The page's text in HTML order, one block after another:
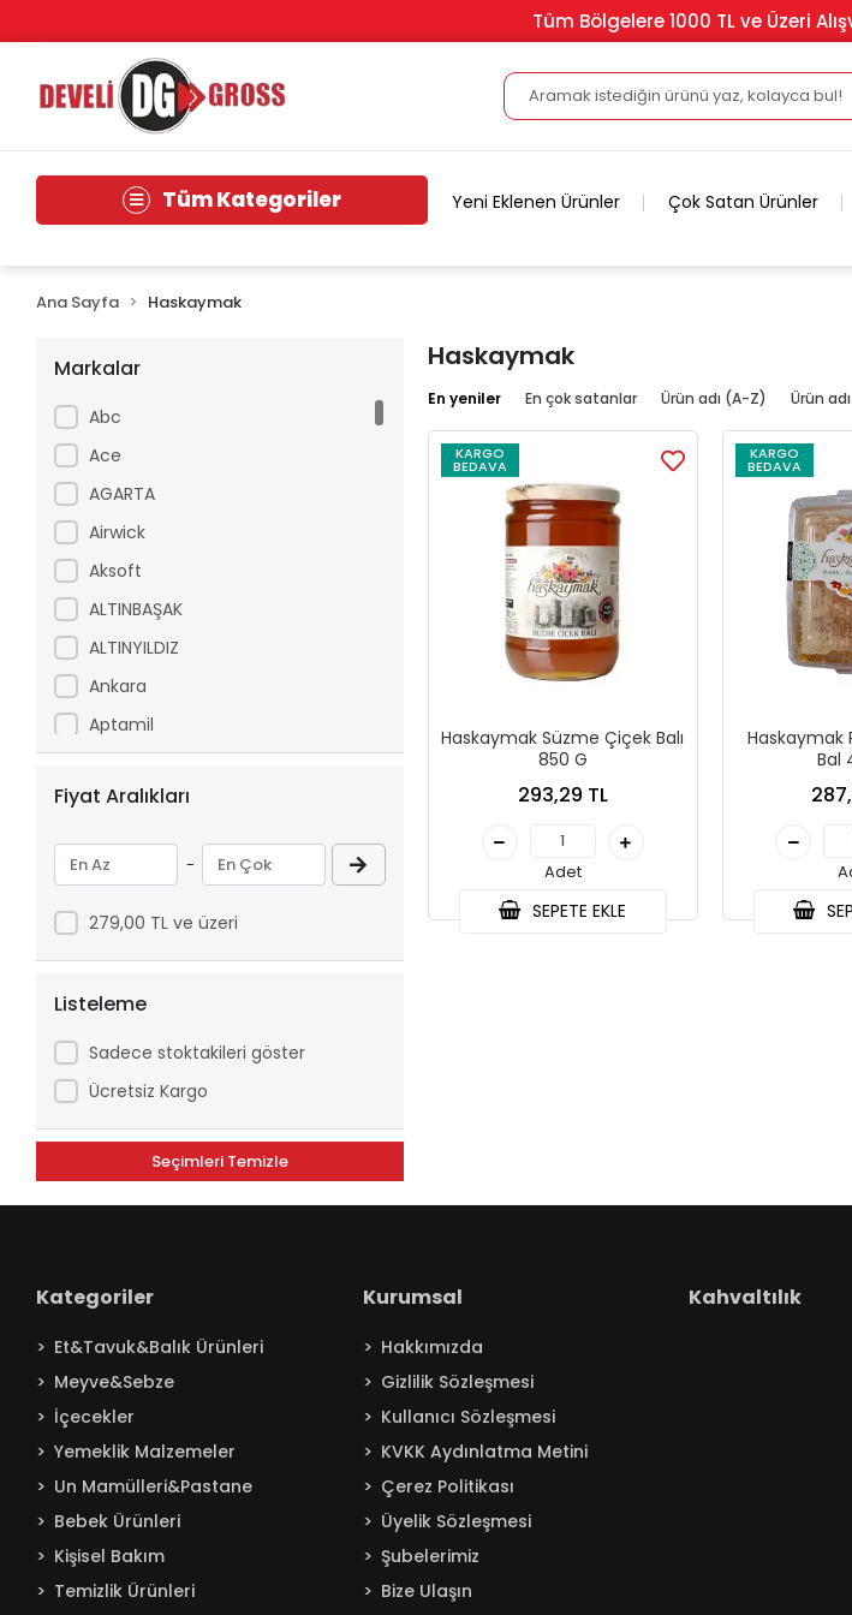
Tüm Bölgelere 1000 TL ve Üzeri
Tüm Kategoriler Yeni Eklenen Ürünler Çok Satan Ürünler
Ana Sayfa Haskaymak
Markalar
Abc
Ace
AGARTA
Airwick
Aksoft
ALTINBAŞAK
ALTINYILDIZ
Ankara
Aptamil
Ariel
Arko
Asperox
ASSE
ATILGAN
Avşar
Badem
Bağdat
Bebelac
Beta
Beyaz
BEYPAZARI
Bingo
Blendax
Boombastic
Boss
Fiyat Aralıkları
-
279,00 TL ve üzeri
Listeleme
Sadece stoktakileri göster
Ücretsiz Kargo
Seçimleri Temizle
Haskaymak
En yeniler En çok satanlar Ürün adı (A-Z) Ürün
KARGO
BEDAVA
Haskaymak Süzme Çiçek Balı
850 G
293,29 TL
Adet
SEPETE EKLE
KARGO
BEDAVA
Haskaymak
Bal
Kategoriler
Et&Tavuk&Balık Ürünleri
Meyve&Sebze
İçecekler
Yemeklik Malzemeler
Un Mamülleri&Pastane
Bebek Ürünleri
Kişisel Bakım
Temizlik Ürünleri
Kurumsal
Hakkımızda
Gizlilik Sözleşmesi
Kullanıcı Sözleşmesi
KVKK Aydınlatma Metini
Çerez Politikası
Üyelik Sözleşmesi
Şubelerimiz
Bize Ulaşın
Kahvaltılık